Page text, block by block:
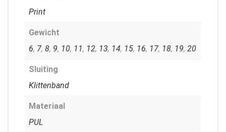
Print
Gewicht
6, 7, 8, 9, 10, 11, 12, 13, 14, 15, 16, 17, 18, 19, 20
Sluiting
Klittenband
Materiaal
PUL